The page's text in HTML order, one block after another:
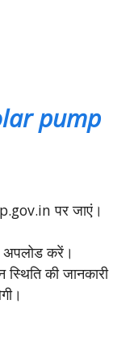
pump
पर जाएं।
अपलोड करें।
की जानकारी